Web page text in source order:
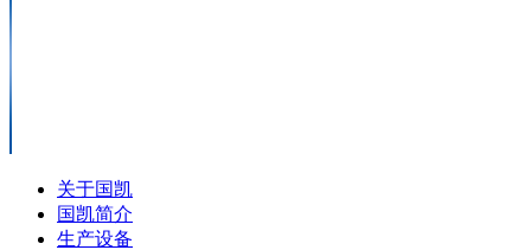
关于国凯
国凯简介
生产设备